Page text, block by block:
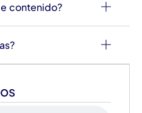
contenido?